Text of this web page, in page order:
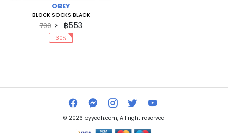
OBEY
BLOCK SOCKS BLACK
790 ฿553
30%
© 2026 byyeah.com, All right reserved